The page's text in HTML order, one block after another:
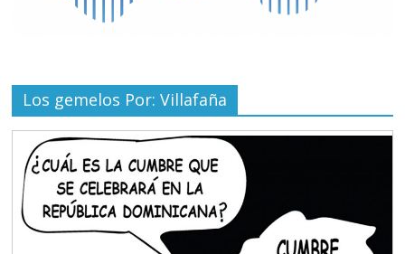
Los gemelos Por: Villafaña